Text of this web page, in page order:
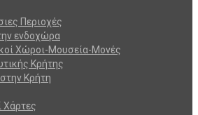
Περιοχές
ενδοχώρα
Χώροι-Μουσεία-Μονές
Κρήτης
Κρήτη
Χάρτες